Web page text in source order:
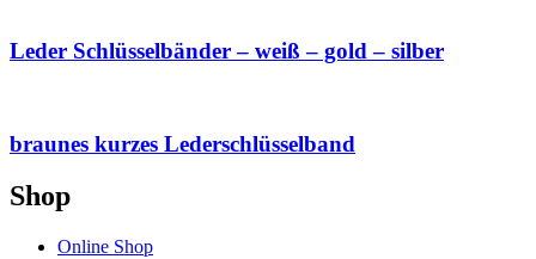
Leder Schlüsselbänder – weiß – gold – silber
braunes kurzes Lederschlüsselband
Shop
Online Shop